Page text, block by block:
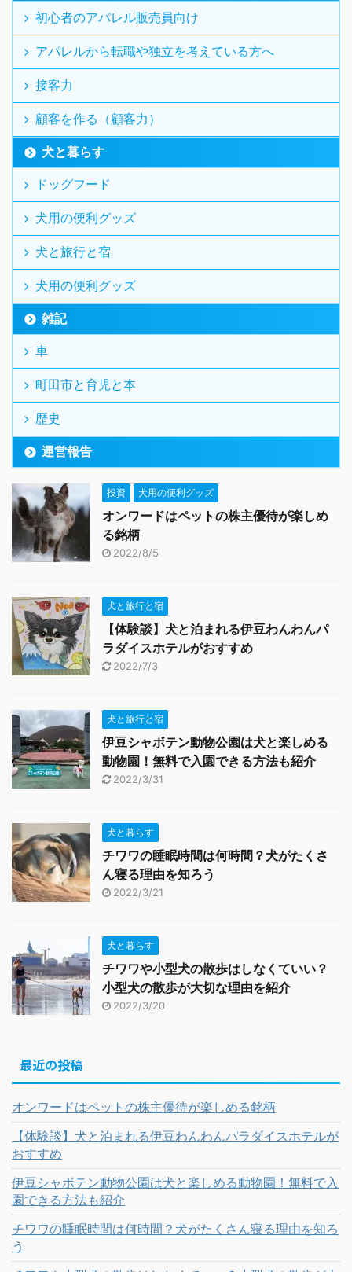
初心者のアパレル販売員向け
アパレルから転職や独立を考えている方へ
接客力
顧客を作る（顧客力）
犬と暮らす
ドッグフード
犬用の便利グッズ
犬と旅行と宿
犬用の便利グッズ
雑記
車
町田市と育児と本
歴史
運営報告
投資 犬用の便利グッズ
オンワードはペットの株主優待が楽しめ
る銘柄
2022/8/5
犬と旅行と宿
【体験談】犬と泊まれる伊豆わんわんパ
ラダイスホテルがおすすめ
2022/7/3
犬と旅行と宿
伊豆シャボテン動物公園は犬と楽しめる
動物園！無料で入園できる方法も紹介
2022/3/31
犬と暮らす
チワワの睡眠時間は何時間？犬がたくさ
ん寝る理由を知ろう
2022/3/21
犬と暮らす
チワワや小型犬の散歩はしなくていい？
小型犬の散歩が大切な理由を紹介
2022/3/20
最近の投稿
オンワードはペットの株主優待が楽しめる銘柄
【体験談】犬と泊まれる伊豆わんわんパラダイスホテルが
おすすめ
伊豆シャボテン動物公園は犬と楽しめる動物園！無料で入
園できる方法も紹介
チワワの睡眠時間は何時間？犬がたくさん寝る理由を知ろ
う